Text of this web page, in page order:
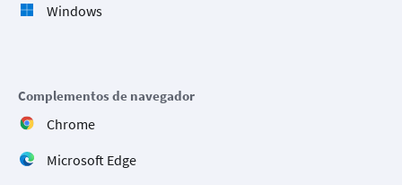
Windows
Complementos de navegador
Chrome
Microsoft Edge